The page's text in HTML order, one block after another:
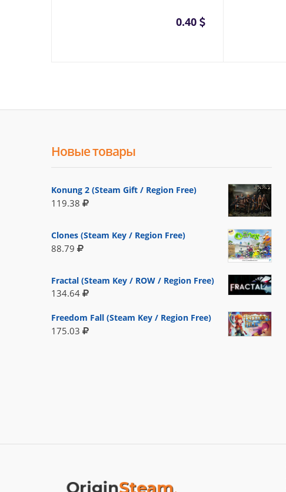
0.40
Новые товары
Konung 2 (Steam Gift / Region Free)
119.38
Clones (Steam Key / Region Free)
88.79
Fractal (Steam Key / ROW / Region Free)
134.64
Freedom Fall (Steam Key / Region Free)
175.03